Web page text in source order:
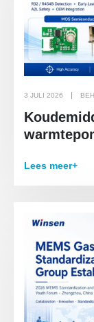
3 JULI 2026
Lees meer+